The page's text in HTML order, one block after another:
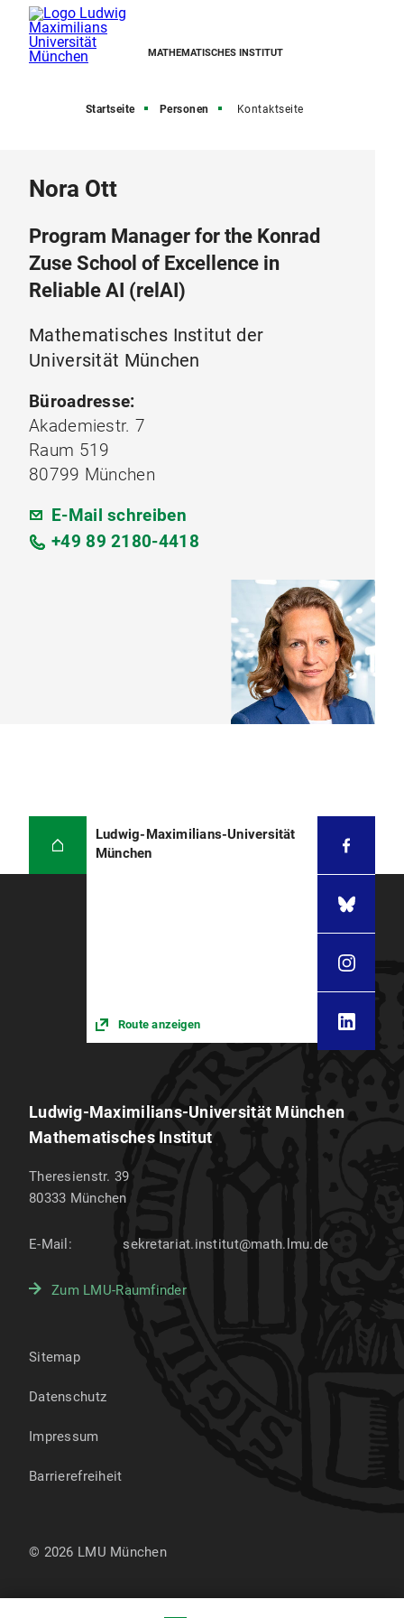
MATHEMATISCHES INSTITUT
Startseite Personen Kontaktseite
Nora Ott
Program Manager for the Konrad
Zuse School of Excellence in
Reliable AI (relAI)
Mathematisches Institut der
Universität München
Büroadresse:
Akademiestr. 7
Raum 519
80799 München
E-Mail schreiben
+49 89 2180-4418
Ludwig-Maximilians-Universität
München
Route anzeigen
Ludwig-Maximilians-Universität München
Mathematisches Institut
Theresienstr. 39
80333 München
E-Mail: sekretariat.institut@math.lmu.de
Zum LMU-Raumfinder
Sitemap
Datenschutz
Impressum
Barrierefreiheit
© 2026 LMU München